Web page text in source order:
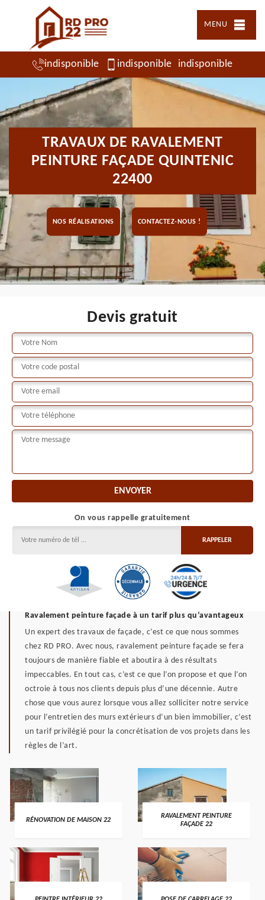
MENU
indisponible indisponible indisponible
TRAVAUX DE RAVALEMENT
PEINTURE FAÇADE QUINTENIC
22400
NOS RÉALISATIONS CONTACTEZ-NOUS !
Devis gratuit
On vous rappelle gratuitement
Ravalement peinture façade à un tarif plus qu’avantageux
Un expert des travaux de façade, c’est ce que nous sommes
chez RD PRO. Avec nous, ravalement peinture façade se fera
toujours de manière fiable et aboutira à des résultats
impeccables. En tout cas, c’est ce que l’on propose et que l’on
octroie à tous nos clients depuis plus d’une décennie. Autre
chose que vous aurez lorsque vous allez solliciter notre service
pour l’entretien des murs extérieurs d’un bien immobilier, c’est
un tarif privilégié pour la concrétisation de vos projets dans les
règles de l’art.
RÉNOVATION DE MAISON 22
RAVALEMENT PEINTURE
FAÇADE 22